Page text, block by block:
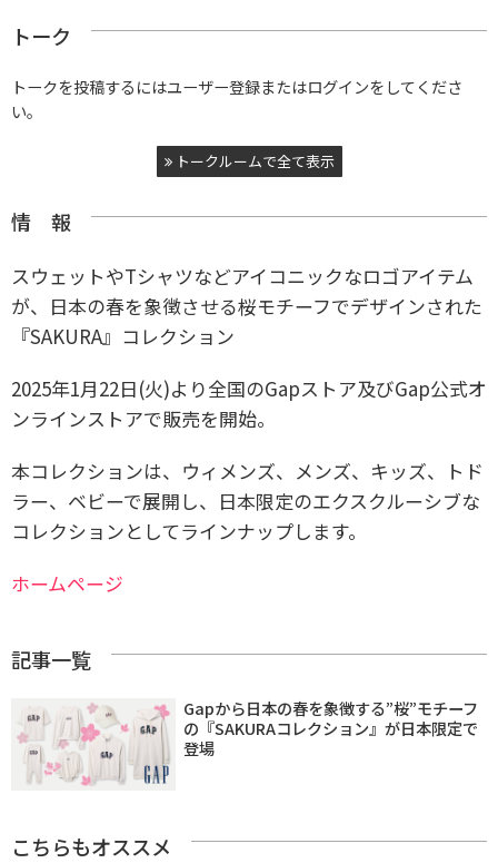
トーク
トークを投稿するにはユーザー登録またはログインをしてくださ
い。
トークルームで全て表示
情 報
スウェットやTシャツなどアイコニックなロゴアイテム
が、日本の春を象徴させる桜モチーフでデザインされた
『SAKURA』コレクション
2025年1月22日(火)より全国のGapストア及びGap公式オ
ンラインストアで販売を開始。
本コレクションは、ウィメンズ、メンズ、キッズ、トド
ラー、ベビーで展開し、日本限定のエクスクルーシブな
コレクションとしてラインナップします。
ホームページ
記事一覧
Gapから日本の春を象徴する”桜”モチーフ
の『SAKURAコレクション』が日本限定で
登場
こちらもオススメ